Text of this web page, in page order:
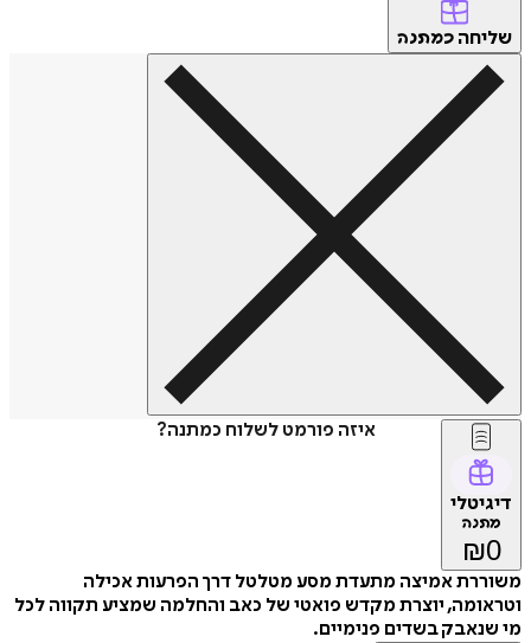
שליחה כמתנה
איזה פורמט לשלוח כמתנה?
דיגיטלי
מתנה
₪0
משוררת אמיצה מתעדת מסע מטלטל דרך הפרעות אכילה
וטראומה, יוצרת מקדש פואטי של כאב והחלמה שמציע תקווה לכל
מי שנאבק בשדים פנימיים.